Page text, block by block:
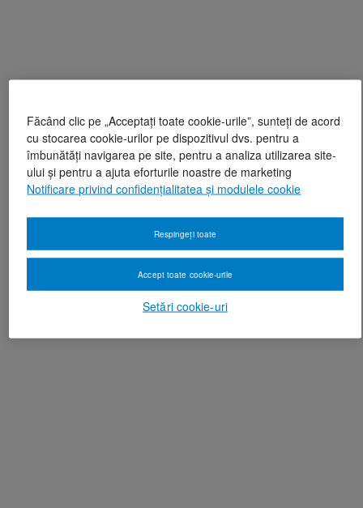
Făcând clic pe „Acceptați toate cookie-urile”, sunteți de acord
cu stocarea cookie-urilor pe dispozitivul dvs. pentru a
îmbunătăți navigarea pe site, pentru a analiza utilizarea site-
ului și pentru a ajuta eforturile noastre de marketing
Notificare privind confidențialitatea și modulele cookie
Setări cookie-uri
Respingeți toate
Accept toate cookie-urile